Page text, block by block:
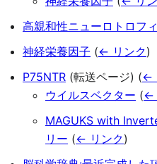
高親和性ニューロトロフ
神経栄養因子 (← リンク)
P75NTR (転送ページ) (←
ウイルスベクター (←
MAGUKS with
リー (← リンク)